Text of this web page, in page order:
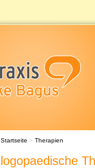
Startseite > Therapien
logopaedische